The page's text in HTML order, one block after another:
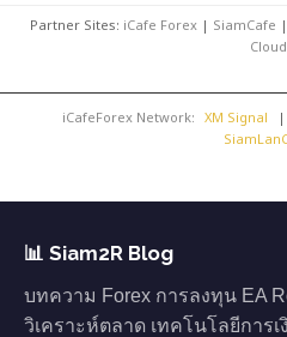
Partner Sites: iCafe Forex| SiamCafe |
Cloud
iCafeForex Network: XM Signal |
📊 Siam2R Blog
บทความ Forex การลงทุน EA
วิเคราะห์ตลาด เทคโนโลยีการเ